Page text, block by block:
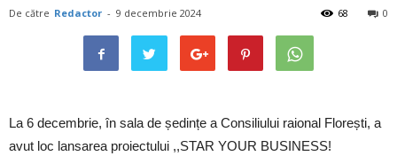
De către Redactor - 9 decembrie 2024 0
68
La 6 decembrie, în sala de ședințe a Consiliului raional Florești, a
avut loc lansarea proiectului ,,STAR YOUR BUSINESS!